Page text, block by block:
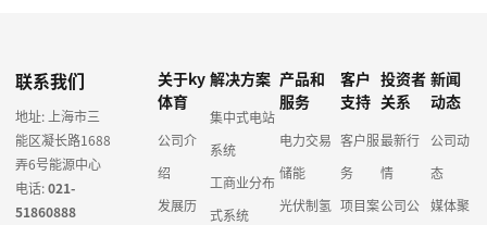
联系我们
地址: 上海市三
能区凝长路1688
弄6号能源中心
电话:021-
51860888
关于ky
体育
公司介
绍
发展历
解决方案
集中式电站
系统
工商业分布
式系统
产品和
服务
电力交易
储能
光伏制氢
客户
支持
客户服
务
项目案
投资者
关系
最新行
情
公司公
新闻
动态
公司动
态
媒体聚